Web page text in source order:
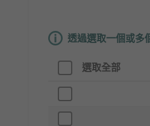
透過選取一個或多
選取全部